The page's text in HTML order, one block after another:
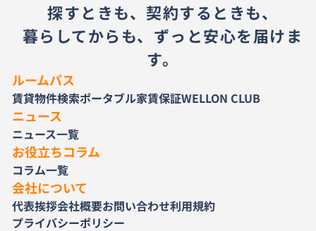
探すときも、契約するときも、
暮らしてからも、ずっと安心を届けま
す。
ルームパス
賃貸物件検索ポータブル家賃保証WELLON CLUB
ニュース
ニュース一覧
お役立ちコラム
コラム一覧
会社について
代表挨拶会社概要お問い合わせ利用規約
プライバシーポリシー